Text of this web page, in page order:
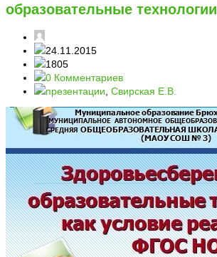
образовательные технологии
24.11.2015
1805
0 Комментариев
презентации, Свирская Е.В.